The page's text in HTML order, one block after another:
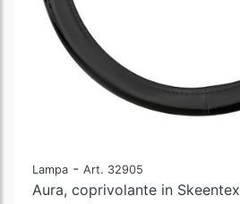
Lampa - Art. 32905
Aura, coprivolante in Skeentex